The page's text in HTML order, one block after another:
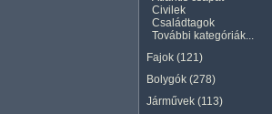
Civilek
Családtagok
További kategóriák...
Fajok (121)
Bolygók (278)
Járművek (113)